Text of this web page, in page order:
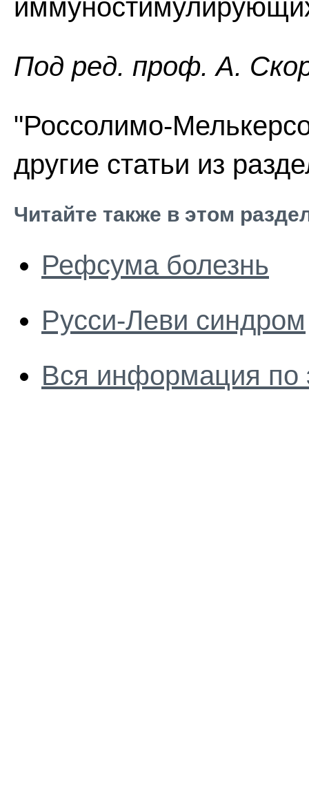
Пoд peд. проф. А.
"Россолимо-
другие статьи из
Читайте также в этом
Рефсума болезнь
Русси-Леви синдром
Вся информация по